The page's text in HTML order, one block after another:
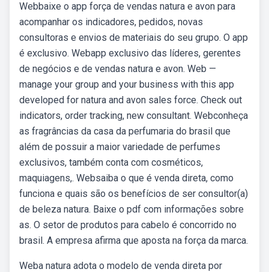
Webbaixe o app força de vendas natura e avon para
acompanhar os indicadores, pedidos, novas
consultoras e envios de materiais do seu grupo. O app
é exclusivo. Webapp exclusivo das líderes, gerentes
de negócios e de vendas natura e avon. Web —
manage your group and your business with this app
developed for natura and avon sales force. Check out
indicators, order tracking, new consultant. Webconheça
as fragrâncias da casa da perfumaria do brasil que
além de possuir a maior variedade de perfumes
exclusivos, também conta com cosméticos,
maquiagens,. Websaiba o que é venda direta, como
funciona e quais são os benefícios de ser consultor(a)
de beleza natura. Baixe o pdf com informações sobre
as. O setor de produtos para cabelo é concorrido no
brasil. A empresa afirma que aposta na força da marca.
Weba natura adota o modelo de venda direta por